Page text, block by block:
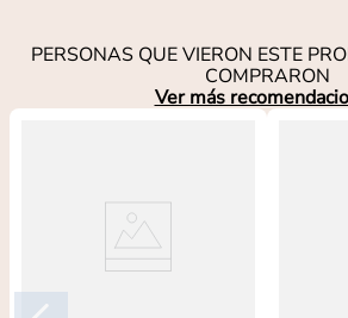
PERSONAS QUE VIERON ESTE
COMPRARON
Ver más